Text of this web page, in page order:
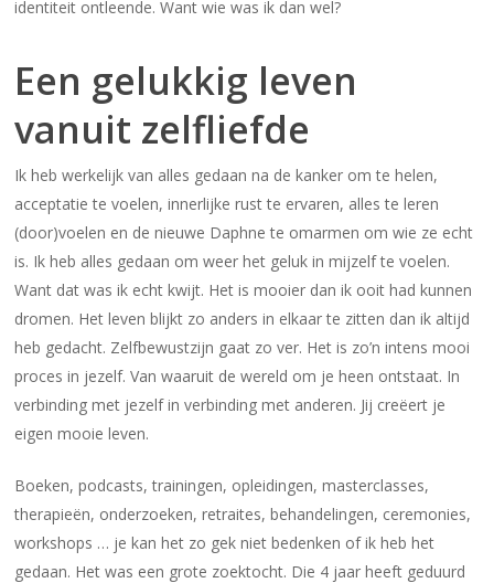
identiteit ontleende. Want wie was ik dan wel?
Een gelukkig leven
vanuit zelfliefde
Ik heb werkelijk van alles gedaan na de kanker om te helen,
acceptatie te voelen, innerlijke rust te ervaren, alles te leren
(door)voelen en de nieuwe Daphne te omarmen om wie ze echt
is. Ik heb alles gedaan om weer het geluk in mijzelf te voelen.
Want dat was ik echt kwijt. Het is mooier dan ik ooit had kunnen
dromen. Het leven blijkt zo anders in elkaar te zitten dan ik altijd
heb gedacht. Zelfbewustzijn gaat zo ver. Het is zo’n intens mooi
proces in jezelf. Van waaruit de wereld om je heen ontstaat. In
verbinding met jezelf in verbinding met anderen. Jij creëert je
eigen mooie leven.
Boeken, podcasts, trainingen, opleidingen, masterclasses,
therapieën, onderzoeken, retraites, behandelingen, ceremonies,
workshops … je kan het zo gek niet bedenken of ik heb het
gedaan. Het was een grote zoektocht. Die 4 jaar heeft geduurd